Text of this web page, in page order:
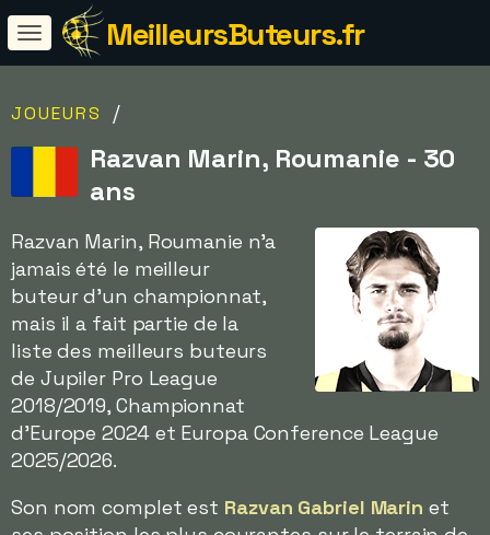
MeilleursButeurs.fr
JOUEURS /
Razvan Marin, Roumanie - 30
ans
Razvan Marin, Roumanie n'a
jamais été le meilleur
buteur d'un championnat,
mais il a fait partie de la
liste des meilleurs buteurs
de Jupiler Pro League
2018/2019, Championnat
d'Europe 2024 et Europa Conference League
2025/2026.
Son nom complet est Razvan Gabriel Marin et